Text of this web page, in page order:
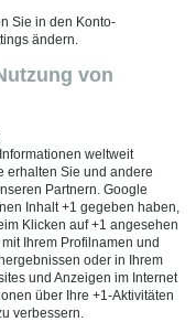
Sie in den Konto-
ändern.
von
weltweit
erhalten Sie und andere
Partnern. Google
Inhalt +1 gegeben haben,
Klicken auf +1 angesehen
Ihrem Profilnamen und
oder in Ihrem
und Anzeigen im Internet
über Ihre +1-Aktivitäten
verbessern.